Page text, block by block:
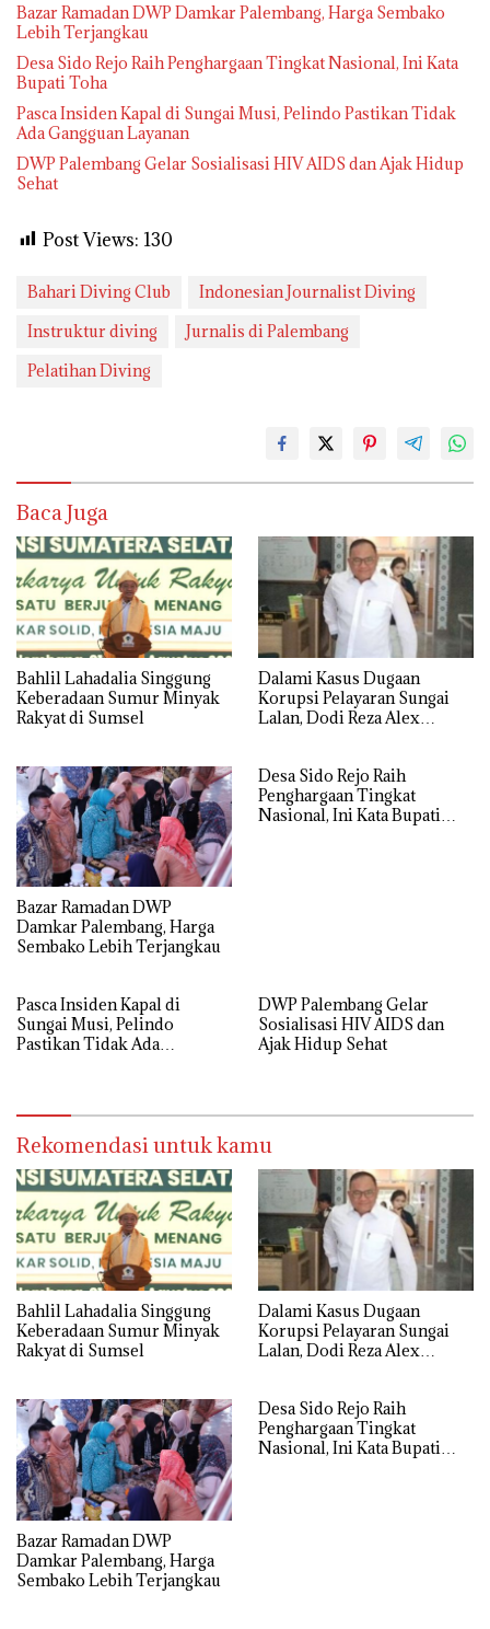
Bazar Ramadan DWP Damkar Palembang, Harga Sembako
Lebih Terjangkau
Desa Sido Rejo Raih Penghargaan Tingkat Nasional, Ini Kata
Bupati Toha
Pasca Insiden Kapal di Sungai Musi, Pelindo Pastikan Tidak
Ada Gangguan Layanan
DWP Palembang Gelar Sosialisasi HIV AIDS dan Ajak Hidup
Sehat
Post Views: 130
Bahari Diving Club
Indonesian Journalist Diving
Instruktur diving
Jurnalis di Palembang
Pelatihan Diving
Baca Juga
Bahlil Lahadalia Singgung
Keberadaan Sumur Minyak
Rakyat di Sumsel
Dalami Kasus Dugaan
Korupsi Pelayaran Sungai
Lalan, Dodi Reza Alex
Bazar Ramadan DWP
Damkar Palembang, Harga
Sembako Lebih Terjangkau
Desa Sido Rejo Raih
Penghargaan Tingkat
Nasional, Ini Kata Bupati
Pasca Insiden Kapal di
Sungai Musi, Pelindo
Pastikan Tidak Ada
DWP Palembang Gelar
Sosialisasi HIV AIDS dan
Ajak Hidup Sehat
Rekomendasi untuk kamu
Bahlil Lahadalia Singgung
Keberadaan Sumur Minyak
Rakyat di Sumsel
Dalami Kasus Dugaan
Korupsi Pelayaran Sungai
Lalan, Dodi Reza Alex
Bazar Ramadan DWP
Damkar Palembang, Harga
Sembako Lebih Terjangkau
Desa Sido Rejo Raih
Penghargaan Tingkat
Nasional, Ini Kata Bupati